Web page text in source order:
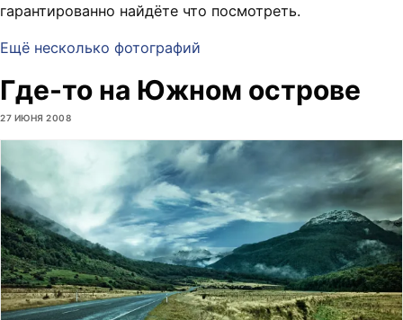
гарантированно найдёте что посмотреть.
Ещё несколько фотографий
Где-то на Южном острове
27 ИЮНЯ 2008